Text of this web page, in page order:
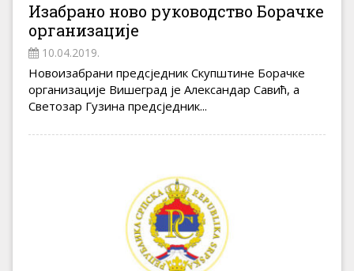
Изабрано ново руководство Борачке
организације
10.04.2019.
Новоизабрани предсједник Скупштине Борачке
организације Вишеград је Александар Савић, а
Светозар Гузина предсједник...